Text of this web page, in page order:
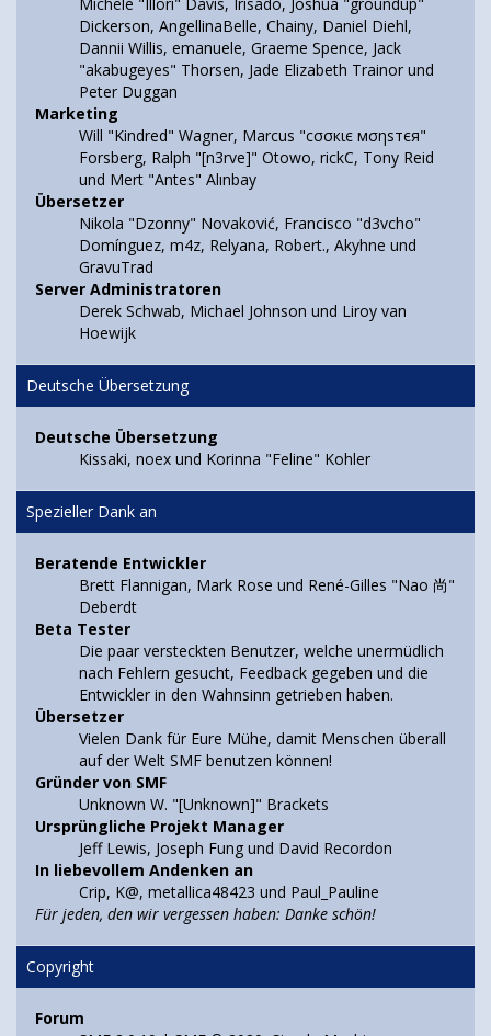
Dickerson, AngellinaBelle, Chainy, Daniel Diehl,
Dannii Willis, emanuele, Graeme Spence, Jack
"akabugeyes" Thorsen, Jade Elizabeth Trainor und
Peter Duggan
Marketing
Will "Kindred" Wagner, Marcus "cσσкιє мσηѕтєя"
Forsberg, Ralph "[n3rve]" Otowo, rickC, Tony Reid
und Mert "Antes" Alınbay
Übersetzer
Nikola "Dzonny" Novaković, Francisco "d3vcho"
Domínguez, m4z, Relyana, Robert., Akyhne und
GravuTrad
Server Administratoren
Derek Schwab, Michael Johnson und Liroy van
Hoewijk
Deutsche Übersetzung
Deutsche Übersetzung
Kissaki, noex und Korinna "Feline" Kohler
Spezieller Dank an
Beratende Entwickler
Brett Flannigan, Mark Rose und René-Gilles "Nao 尚"
Deberdt
Beta Tester
Die paar versteckten Benutzer, welche unermüdlich
nach Fehlern gesucht, Feedback gegeben und die
Entwickler in den Wahnsinn getrieben haben.
Übersetzer
Vielen Dank für Eure Mühe, damit Menschen überall
auf der Welt SMF benutzen können!
Gründer von SMF
Unknown W. "[Unknown]" Brackets
Ursprüngliche Projekt Manager
Jeff Lewis, Joseph Fung und David Recordon
In liebevollem Andenken an
Crip, K@, metallica48423 und Paul_Pauline
Für jeden, den wir vergessen haben: Danke schön!
Copyright
Forum